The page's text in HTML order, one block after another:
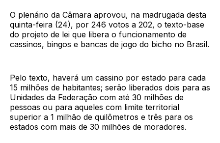
O plenário da Câmara aprovou, na madrugada desta
quinta-feira (24), por 246 votos a 202, o texto-base
do projeto de lei que libera o funcionamento de
cassinos, bingos e bancas de jogo do bicho no Brasil.
Pelo texto, haverá um cassino por estado para cada
15 milhões de habitantes; serão liberados dois para as
Unidades da Federação com até 30 milhões de
pessoas ou para aqueles com limite territorial
superior a 1 milhão de quilômetros e três para os
estados com mais de 30 milhões de moradores.